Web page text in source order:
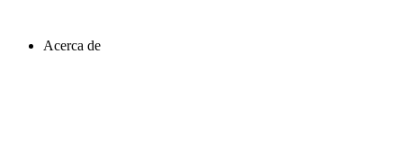
contenidoAcerca de